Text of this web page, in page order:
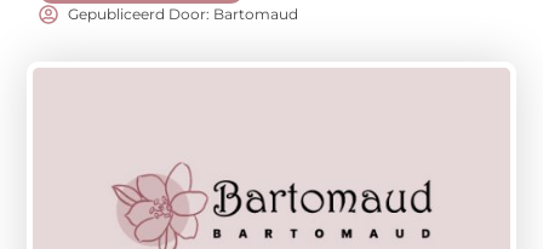
Gepubliceerd Door: Bartomaud